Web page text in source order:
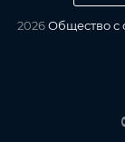
2026Общество с